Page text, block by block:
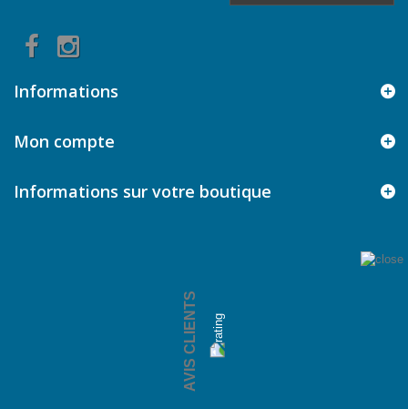
Informations
Mon compte
Informations sur votre boutique
AVIS CLIENTS